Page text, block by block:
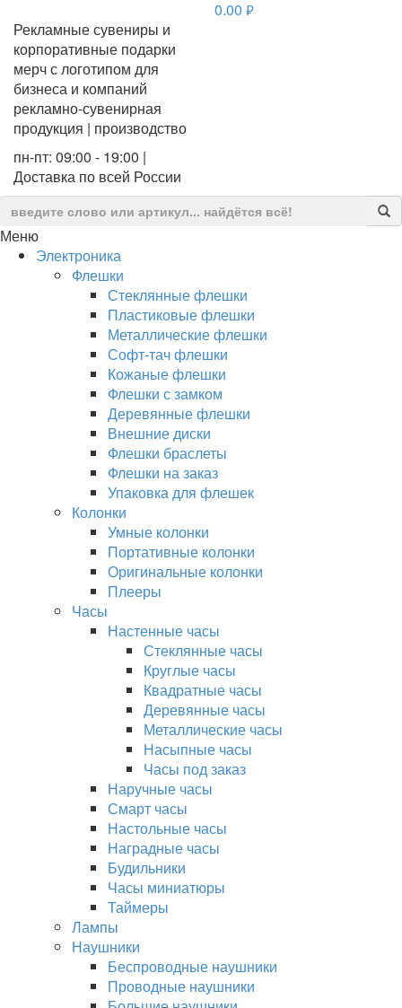
Рекламные сувениры и
корпоративные подарки
мерч с логотипом для
бизнеса и компаний
рекламно-сувенирная
продукция | производство
пн-пт: 09:00 - 19:00 |
Доставка по всей России
0.00 руб.
Меню
Электроника
Флешки
Стеклянные флешки
Пластиковые флешки
Металлические флешки
Софт-тач флешки
Кожаные флешки
Флешки с замком
Деревянные флешки
Внешние диски
Флешки браслеты
Флешки на заказ
Упаковка для флешек
Колонки
Умные колонки
Портативные колонки
Оригинальные колонки
Плееры
Часы
Настенные часы
Стеклянные часы
Круглые часы
Квадратные часы
Деревянные часы
Металлические часы
Насыпные часы
Часы под заказ
Наручные часы
Смарт часы
Настольные часы
Наградные часы
Будильники
Часы миниатюры
Таймеры
Лампы
Наушники
Беспроводные наушники
Проводные наушники